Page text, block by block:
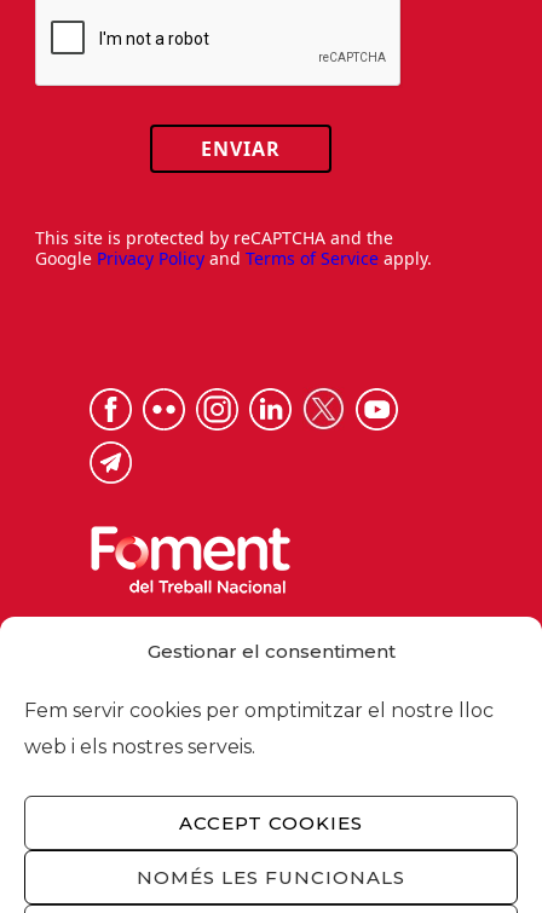
Gestionar el consentiment
Fem servir cookies per omptimitzar el nostre lloc
web i els nostres serveis.
ACCEPT COOKIES
NOMÉS LES FUNCIONALS
ENVIAR
This site is protected by reCAPTCHA and the
Google Privacy Policy and Terms of Service apply.
foment@foment.com
© 2026 - Foment del Treball Nacional
Nosaltres